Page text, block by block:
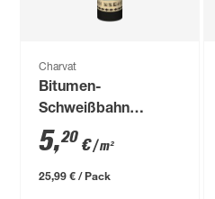
Charvat
Bitumen-
Schweißbahn
'charBIT V60 S4'
beschiefert 100 x
500 cm
5,20 €/ m²
25,99 € / Pack